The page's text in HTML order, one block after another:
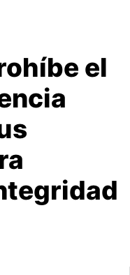
el